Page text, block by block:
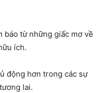
báo từ những giấc mơ về
ích.
động hơn trong các sự
lai.